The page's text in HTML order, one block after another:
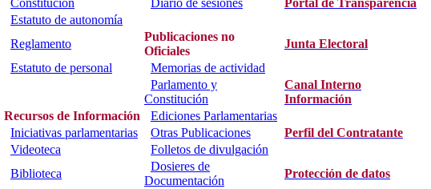
Constitución Diario de sesiones
Portal de Transparencia
Estatuto de autonomía
Reglamento
Publicaciones no
Oficiales
Junta Electoral
Estatuto de personal
Memorias de actividad
Parlamento y
Constitución
Canal Interno
Información
Recursos de Información
Ediciones Parlamentarias
Iniciativas parlamentarias Otras Publicaciones
Perfil del Contratante
Videoteca
Folletos de divulgación
Biblioteca
Dosieres de
Documentación
Protección de datos